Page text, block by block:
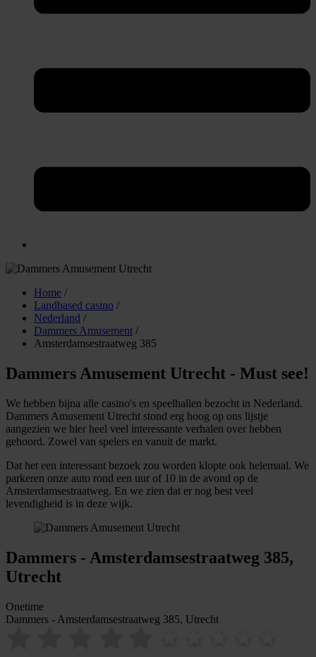
Home /
Landbased casino /
Nederland /
Dammers Amusement /
Amsterdamsestraatweg 385
Dammers Amusement Utrecht - Must see!
We hebben bijna alle casino's en speelhallen bezocht in Nederland.
Dammers Amusement Utrecht stond erg hoog op ons lijstje
aangezien we hier heel veel interessante verhalen over hebben
gehoord. Zowel van spelers en vanuit de markt.
Dat het een interessant bezoek zou worden klopte ook helemaal. We
parkeren onze auto rond een uur of 10 in de avond op de
Amsterdamsestraatweg. En we zien dat er nog best veel
levendigheid is in deze wijk.
Dammers - Amsterdamsestraatweg 385,
Utrecht
Onetime
Dammers - Amsterdamsestraatweg 385, Utrecht